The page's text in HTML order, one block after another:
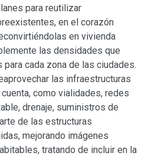
para reutilizar
en el corazón
en vivienda
las densidades que
cada zona de las ciudades.
las infraestructuras
como vialidades, redes
drenaje, suministros de
de las estructuras
mejorando imágenes
tratando de incluir en la